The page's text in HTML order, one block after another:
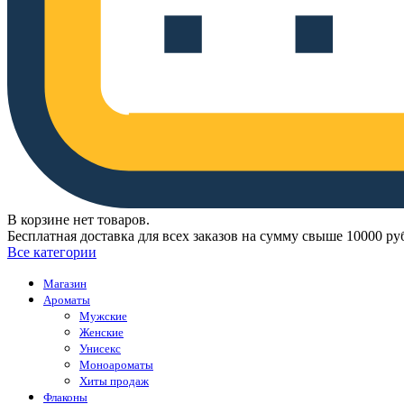
В корзине нет товаров.
Бесплатная доставка для всех заказов на сумму свыше 10000
Все категории
Магазин
Ароматы
Мужские
Женские
Унисекс
Моноароматы
Хиты продаж
Флаконы